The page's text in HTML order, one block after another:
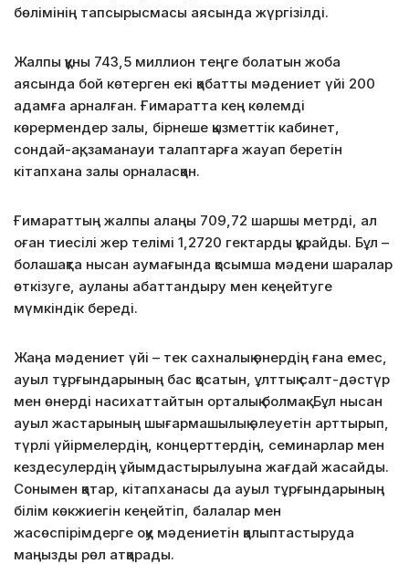
бөлімінің тапсырысмасы аясында жүргізілді.
Жалпы құны 743,5 миллион теңге болатын жоба
аясында бой көтерген екі қабатты мәдениет үйі 200
адамға арналған. Ғимаратта кең көлемді
көрермендер залы, бірнеше қызметтік кабинет,
сондай-ақ, заманауи талаптарға жауап беретін
кітапхана залы орналасқан.
Ғимараттың жалпы алаңы 709,72 шаршы метрді, ал
оған тиесілі жер телімі 1,2720 гектарды құрайды. Бұл –
болашақта нысан аумағында қосымша мәдени шаралар
өткізуге, ауланы абаттандыру мен кеңейтуге
мүмкіндік береді.
Жаңа мәдениет үйі – тек сахналық өнердің ғана емес,
ауыл тұрғындарының бас қосатын, ұлттық салт-дәстүр
мен өнерді насихаттайтын орталық болмақ. Бұл нысан
ауыл жастарының шығармашылық әлеуетін арттырып,
түрлі үйірмелердің, концерттердің, семинарлар мен
кездесулердің ұйымдастырылуына жағдай жасайды.
Сонымен қатар, кітапханасы да ауыл тұрғындарының
білім көкжиегін кеңейтіп, балалар мен
жасөспірімдерге оқу мәдениетін қалыптастыруда
маңызды рөл атқарады.